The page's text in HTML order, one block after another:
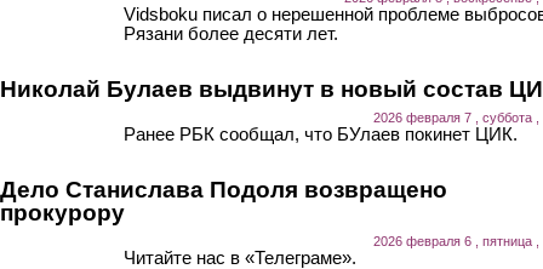
Vidsboku писал о нерешенной проблеме
Рязани более десяти лет.
Николай Булаев выдвинут в новый состав
2026 февраля 7 , суббота ,
Ранее РБК сообщал, что БУлаев покинет ЦИК.
Дело Станислава Подоля возвращено
прокурору
2026 февраля 6 , пятница ,
Читайте нас в «Телеграме».